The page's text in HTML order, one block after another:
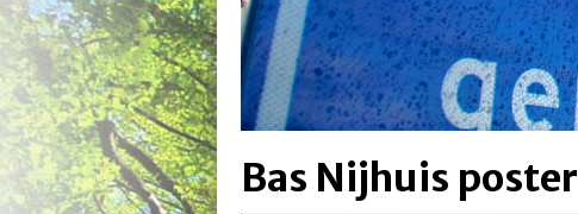
Bas Nijhuis poster